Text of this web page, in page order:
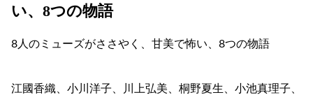
い、8つの物語
8人のミューズがささやく、甘美で怖い、8つの物語
江國香織、小川洋子、川上弘美、桐野夏生、小池真理子、